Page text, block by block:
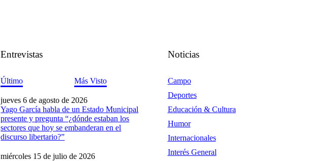
Entrevistas
Último Más Visto
jueves 6 de agosto de 2026
Yago García habla de un Estado Municipal
presente y pregunta “¿dónde estaban los
sectores que hoy se embanderan en el
discurso libertario?”
miércoles 15 de julio de 2026
Noticias
Campo
Deportes
Educación & Cultura
Humor
Internacionales
Interés General